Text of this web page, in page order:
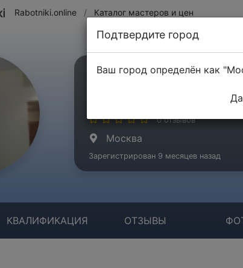
Rabotniki.online / Каталог мастеров и цен
Дятлов Юрий
0 отзывов
Москва
Зарегистрирован 9 месяцев назад
КВАЛИФИКАЦИЯ ОТЗЫВЫ
Подтвердите город
Ваш город определён как